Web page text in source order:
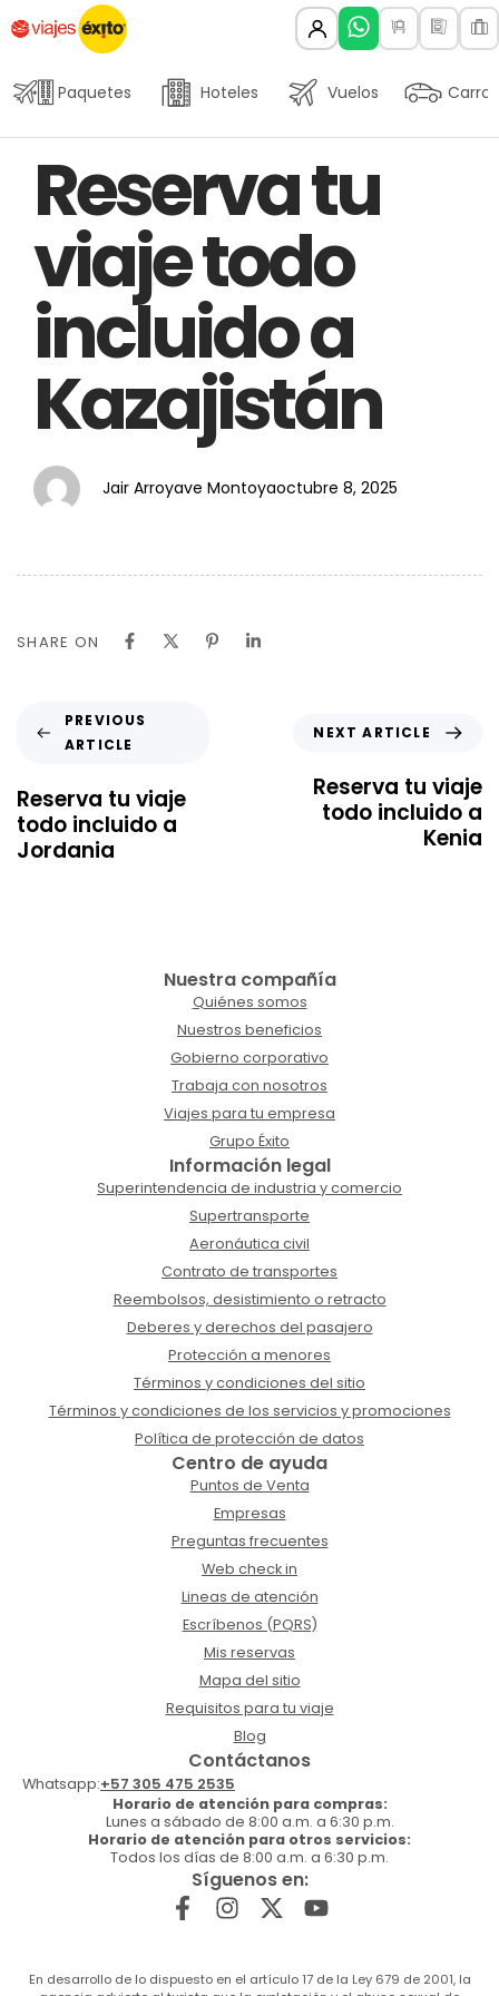
Paquetes Hoteles Vuelos Carros
IN:
Reserva tu
viaje todo
incluido a
Kazajistán
Jair Arroyave Montoya
on:
octubre 8, 2025
SHARE ON
PREVIOUS
ARTICLE
Reserva tu viaje
todo incluido a
Jordania
NEXT ARTICLE
Reserva tu viaje
todo incluido a
Kenia
Nuestra compañía
Quiénes somos
Nuestros beneficios
Gobierno corporativo
Trabaja con nosotros
Viajes para tu empresa
Grupo Éxito
Información legal
Superintendencia de industria y comercio
Supertransporte
Aeronáutica civil
Contrato de transportes
Reembolsos, desistimiento o retracto
Deberes y derechos del pasajero
Protección a menores
Términos y condiciones del sitio
Términos y condiciones de los servicios y promociones
Política de protección de datos
Centro de ayuda
Puntos de Venta
Empresas
Preguntas frecuentes
Web check in
Lineas de atención
Escríbenos (PQRS)
Mis reservas
Mapa del sitio
Requisitos para tu viaje
Blog
Contáctanos
Whatsapp:+57 305 475 2535
Horario de atención para compras:
Lunes a sábado de 8:00 a.m. a 6:30 p.m.
Horario de atención para otros servicios:
Todos los días de 8:00 a.m. a 6:30 p.m.
Síguenos en:
En desarrollo de lo dispuesto en el artículo 17 de la Ley 679 de 2001, la